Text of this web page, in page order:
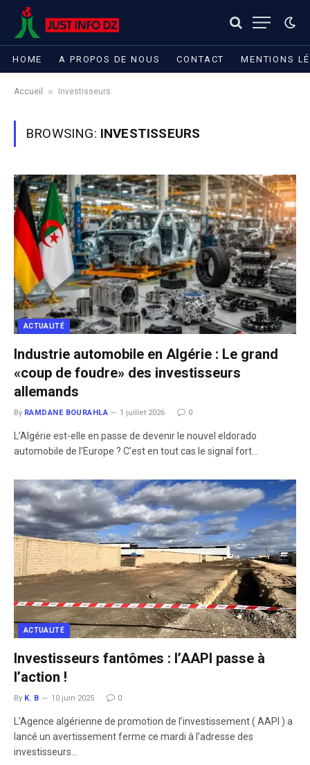
HOME A PROPOS DE NOUS CONTACT MENTIONS
Accueil » Investisseurs
BROWSING: INVESTISSEURS
ACTUALITÉ
Industrie automobile en Algérie : Le grand
«coup de foudre» des investisseurs
allemands
By RAMDANE BOURAHLA 1 juillet 2026 0
​L’Algérie est-elle en passe de devenir le nouvel eldorado
automobile de l’Europe ? C’est en tout cas le signal fort…
ACTUALITÉ
Investisseurs fantômes : l’AAPI passe à
l’action !
By K. B 10 juin 2025 0
L’Agence algérienne de promotion de l’investissement ( AAPI ) a
lancé un avertissement ferme ce mardi à l’adresse des
investisseurs…